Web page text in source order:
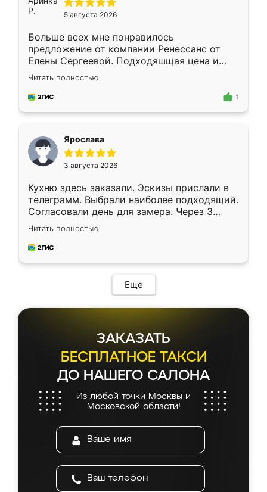
5 августа 2026
Больше всех мне понравилось
предложение от компании Ренессанс от
Елены Сергеевой. Подходяшщая цена и
короткие сроки изготовления. Приехавший
для замера сотрудник Владислав
предложил по моему эскизу самый
Читать полностью
1
Ярослава
3 августа 2026
Кухню здесь заказали. Эскизы прислали в
телеграмм. Выбрали наиболее подходящий.
Согласовали день для замера. Через 3
недели кухня была уже готова. Остались
довольны работой. Спасибо Ренессанс
мебель за качественную работу!
Читать полностью
Еще
ЗАКАЗАТЬ
БЕСПЛАТНОЕ ТАКСИ
ДО НАШЕГО САЛОНА
Из любой точки Москвы и
Московской области!